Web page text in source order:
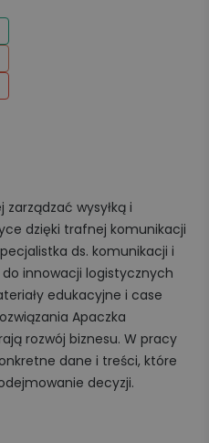
wysyłką i
dzięki trafnej komunikacji
ds. komunikacji i
innowacji logistycznych
edukacyjne i case
Apaczka
rozwój biznesu. W pracy
dane i treści, które
decyzji.